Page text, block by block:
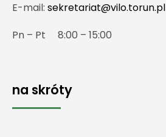
E-mail: sekretariat@vilo.torun.pl
Pn – Pt 8:00 – 15:00
na skróty